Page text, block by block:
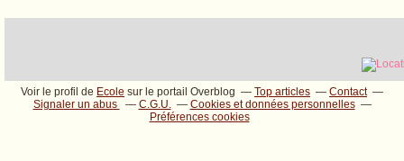
Voir le profil de Ecole sur le portail Overblog Top articles
Contact
Signaler un abus
C.G.U.
Cookies et données personnelles
Préférences cookies